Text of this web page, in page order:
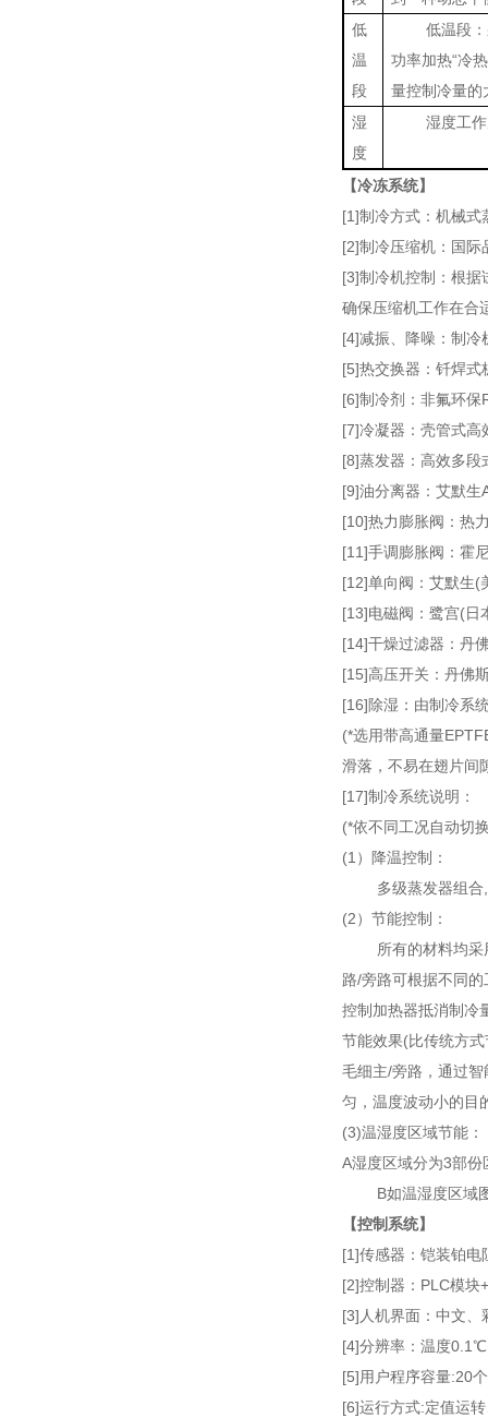
低
温
段
低温段
功率加热“冷
量控制冷量的
湿
度
湿度工
【冷冻系统】
[1]制冷方式：机械式
[2]制冷压缩机：国际
[3]制冷机控制：根据
确保压缩机工作在合
[4]减振、降噪：制冷
[5]热交换器：钎焊
[6]制冷剂：非氟环
[7]冷凝器：壳管式高
[8]蒸发器：高效多
[9]油分离器：艾默生
[10]热力膨胀阀：热
[11]手调膨胀阀：霍
[12]单向阀：艾默生(
[13]电磁阀：鹭宫(日
[14]干燥过滤器：丹
[15]高压开关：丹佛
[16]除湿：由制冷系
(*选用带高通量
滑落，不易在翅片间
[17]制冷系统说明：
(*依不同工况自动切
(1）降温控制：
多级蒸发器组
(2）节能控制：
所有的材料均
路/旁路可根据不同
控制加热器抵消制冷
节能效果(比传统方
毛细主/旁路，通过
匀，温度波动小的目
(3)温湿度区域节能：
A湿度区域分为3部
B如温湿度区域
【控制系统】
[1]传感器：铠装铂电
[2]控制器：PLC模块
[3]人机界面：中文、
[4]分辨率：温度
[5]用户程序容量:20
[6]运行方式:定值运